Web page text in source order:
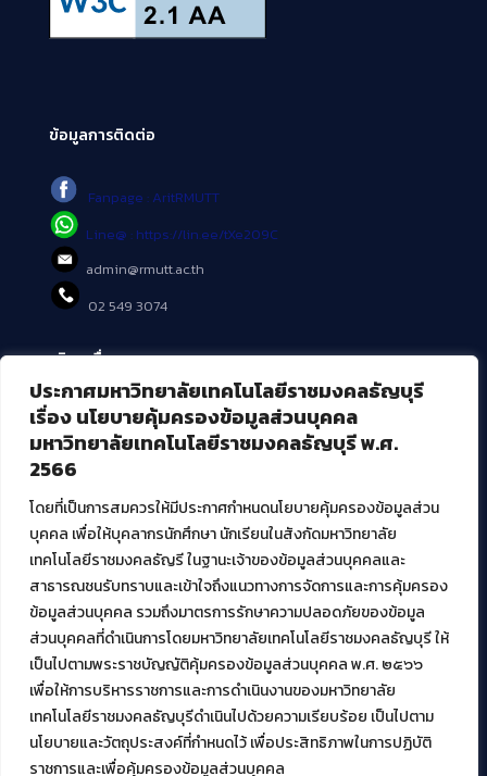
ประกาศมหาวิทยาลัยเทคโนโลยีราชมงคลธัญบุรี
เรื่อง นโยบายคุ้มครองข้อมูลส่วนบุคคล
มหาวิทยาลัยเทคโนโลยีราชมงคลธัญบุรี พ.ศ.
2566
โดยที่เป็นการสมควรให้มีประกาศกำหนดนโยบายคุ้มครองข้อมูลส่วน
บุคคล เพื่อให้บุคลากรนักศึกษา นักเรียนในสังกัดมหาวิทยาลัย
เทคโนโลยีราชมงคลธัญรี ในฐานะเจ้าของข้อมูลส่วนบุคคลและ
สาธารณชนรับทราบและเข้าใจถึงแนวทางการจัดการและการคุ้มครอง
ข้อมูลส่วนบุคคล รวมถึงมาตรการรักษาความปลอดภัยของข้อมูล
ส่วนบุคคลที่ดำเนินการโดยมหาวิทยาลัยเทคโนโลยีราชมงคลธัญบุรี ให้
เป็นไปตามพระราชบัญญัติคุ้มครองข้อมูลส่วนบุคคล พ.ศ. ๒๕๖๖
เพื่อให้การบริหารราชการและการดำเนินงานของมหาวิทยาลัย
เทคโนโลยีราชมงคลธัญบุรีดำเนินไปด้วยความเรียบร้อย เป็นไปตาม
นโยบายและวัตถุประสงค์ที่กำหนดไว้ เพื่อประสิทธิภาพในการปฏิบัติ
ราชการและเพื่อคุ้มครองข้อมูลส่วนบุคคล
ข้อมูลการติดต่อ
Fanpage : AritRMUTT
Line@ : https://lin.ee/tXe209C
admin@rmutt.ac.th
02 549 3074
บริการอื่นๆ ของ สวส.
ศูนย์สื่อดิจิทัล
ศูนย์นวัตกรรมและความรู้
ศูนย์พัฒนาและบริการนวัตกรรมดิจิทัล
สมัยใหม่ (MoSeC)
งานบริการวิชาการให้กับหน่วยงานภายนอก
โครงการส่งเสริมและพัฒนาผู้ประกอบการ SME โดย. มทร.ธัญบุรี
กิจกรรมการเชื่อมโยงเครือข่ายผู้ให้บริการเครื่องจักรกลทางการ
เกษตร ภายใต้โครงการส่งเสริมการรแปรรูปสินค้าเกษตรระดับชุมชน
กรมส่งเสริมอุตสาหกรรม
โครงการยกระดับเศรษฐกิจและสังคมรายตำบลแบบบูรณาการ (1
ตำบล 1 มหาวิทยาลัย)